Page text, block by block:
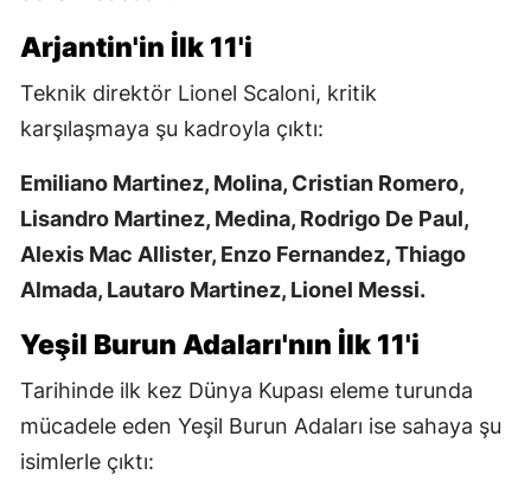
Arjantin'in İlk 11'i
Teknik direktör Lionel Scaloni, kritik
karşılaşmaya şu kadroyla çıktı:
Emiliano Martinez, Molina, Cristian Romero,
Lisandro Martinez, Medina, Rodrigo De Paul,
Alexis Mac Allister, Enzo Fernandez, Thiago
Almada, Lautaro Martinez, Lionel Messi.
Yeşil Burun Adaları'nın İlk 11'i
Tarihinde ilk kez Dünya Kupası eleme turunda
mücadele eden Yeşil Burun Adaları ise sahaya şu
isimlerle çıktı: